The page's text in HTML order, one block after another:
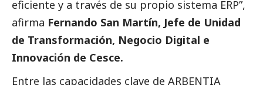
eficiente y a través de su propio sistema ERP”,
afirma Fernando San Martín, Jefe de Unidad
de Transformación, Negocio Digital e
Innovación de Cesce.
Entre las capacidades clave de ARBENTIA